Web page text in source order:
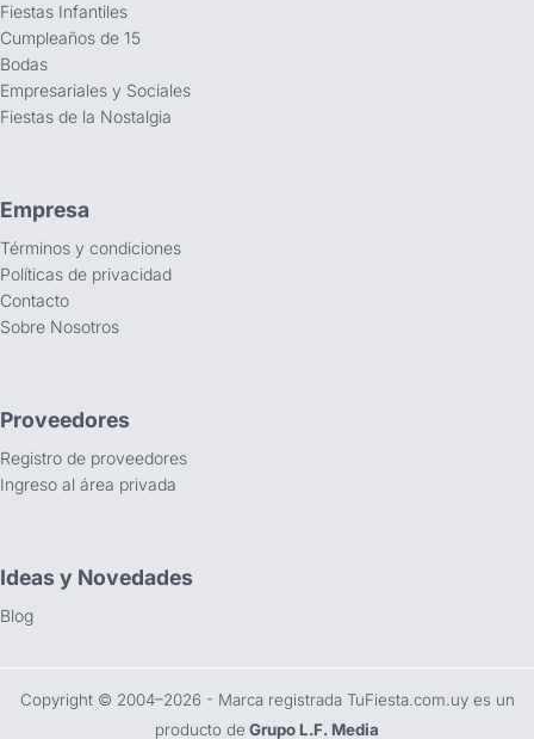
Fiestas Infantiles
Cumpleaños de 15
Bodas
Empresariales y Sociales
Fiestas de la Nostalgia
Empresa
Términos y condiciones
Políticas de privacidad
Contacto
Sobre Nosotros
Proveedores
Registro de proveedores
Ingreso al área privada
Ideas y Novedades
Blog
Copyright ©️ 2004–2026 - Marca registrada TuFiesta.com.uy es un
producto de Grupo L.F. Media